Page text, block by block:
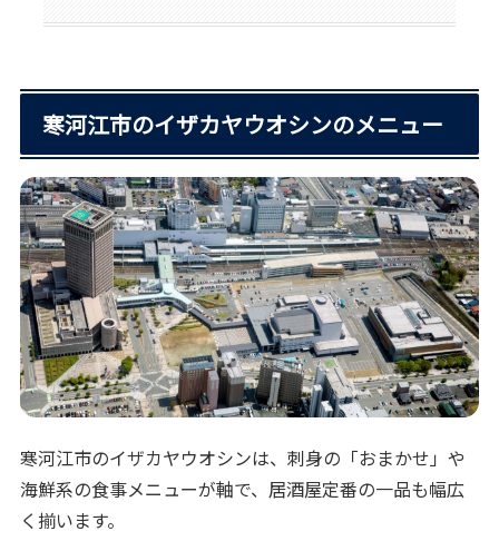
寒河江市のイザカヤウオシンのメニュー
寒河江市のイザカヤウオシンは、刺身の「おまかせ」や
海鮮系の食事メニューが軸で、居酒屋定番の一品も幅広
く揃います。